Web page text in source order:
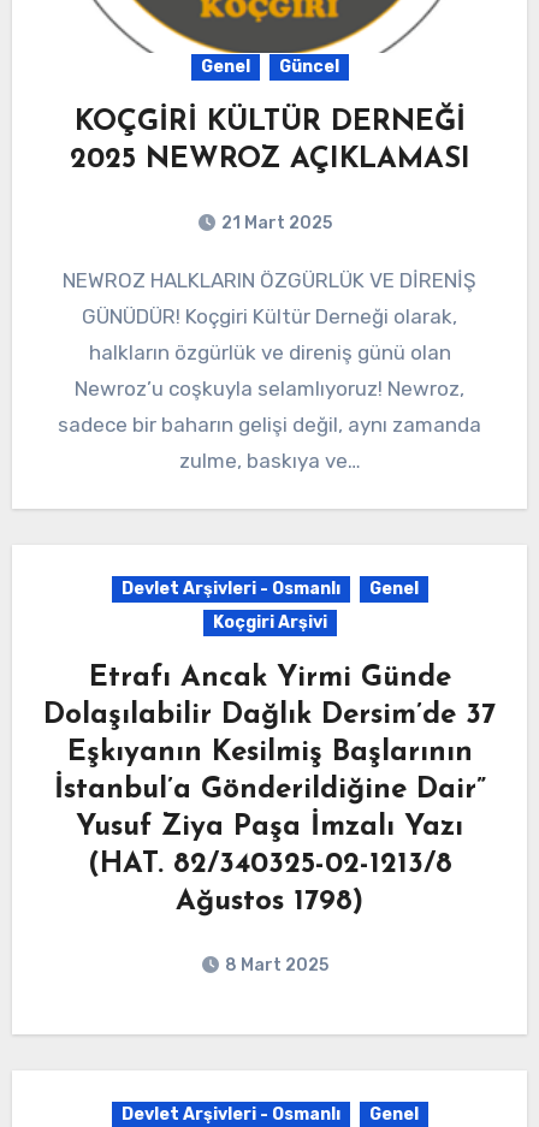
Genel Güncel
KOÇGİRİ KÜLTÜR DERNEĞİ
2025 NEWROZ AÇIKLAMASI
21 Mart 2025
NEWROZ HALKLARIN ÖZGÜRLÜK VE DİRENİŞ
GÜNÜDÜR! Koçgiri Kültür Derneği olarak,
halkların özgürlük ve direniş günü olan
Newroz’u coşkuyla selamlıyoruz! Newroz,
sadece bir baharın gelişi değil, aynı zamanda
zulme, baskıya ve…
Devlet Arşivleri - Osmanlı
Genel
Koçgiri Arşivi
Etrafı Ancak Yirmi Günde
Dolaşılabilir Dağlık Dersim’de 37
Eşkıyanın Kesilmiş Başlarının
İstanbul’a Gönderildiğine Dair”
Yusuf Ziya Paşa İmzalı Yazı
(HAT. 82/340325-02-1213/8
Ağustos 1798)
8 Mart 2025
Devlet Arşivleri - Osmanlı
Genel